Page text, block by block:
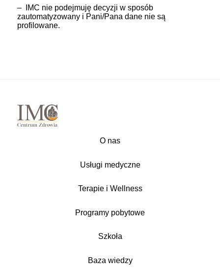
– IMC nie podejmuję decyzji w sposób
zautomatyzowany i Pani/Pana dane nie są
profilowane.
O nas
Usługi medyczne
Terapie i Wellness
Programy pobytowe
Szkoła
Baza wiedzy